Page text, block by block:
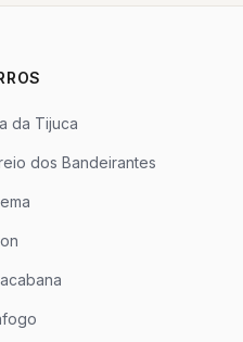
da Tijuca
dos Bandeirantes